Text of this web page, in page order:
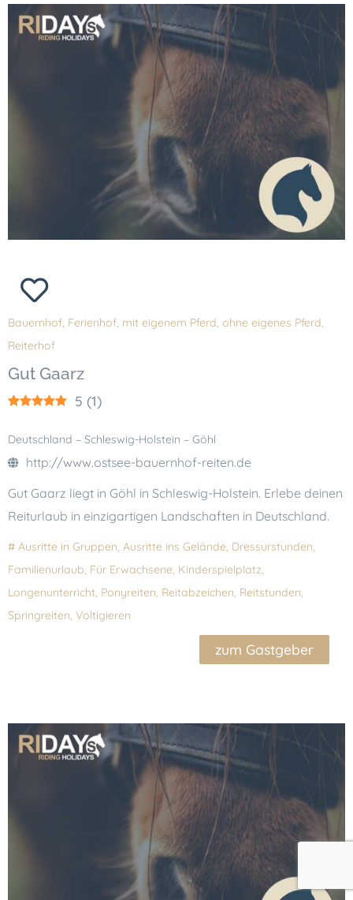
Bauernhof, Ferienhof, mit eigenem Pferd, ohne eigenes Pferd,
Reiterhof
Gut Gaarz
5 (1)
Deutschland – Schleswig-Holstein – Göhl
http://www.ostsee-bauernhof-reiten.de
Gut Gaarz liegt in Göhl in Schleswig-Holstein. Erlebe deinen
Reiturlaub in einzigartigen Landschaften in Deutschland.
# Ausritte in Gruppen, Ausritte ins Gelände, Dressurstunden,
Familienurlaub, Für Erwachsene, Kinderspielplatz,
Longenunterricht, Ponyreiten, Reitabzeichen, Reitstunden,
Springreiten, Voltigieren
zum Gastgeber